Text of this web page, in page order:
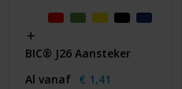
BIC® J26 Aansteker
Al vanaf € 1,41